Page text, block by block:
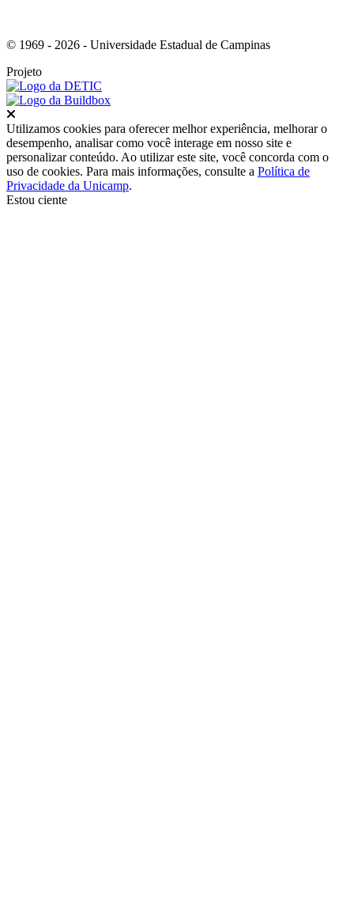
© 1969 - 2026 - Universidade Estadual de Campinas
Projeto
Utilizamos cookies para oferecer melhor experiência, melhorar o
desempenho, analisar como você interage em nosso site e
personalizar conteúdo. Ao utilizar este site, você concorda com o
uso de cookies. Para mais informações, consulte a Política de
Privacidade da Unicamp.
Estou ciente